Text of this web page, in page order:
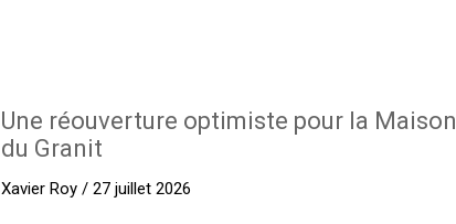
Une réouverture optimiste pour la Maison
du Granit
Xavier Roy / 27 juillet 2026